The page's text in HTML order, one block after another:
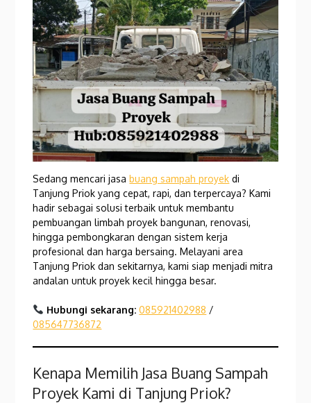
Sedang mencari jasabuang sampah proyek di
Tanjung Priok yang cepat, rapi, dan terpercaya? Kami
hadir sebagai solusi terbaik untuk membantu
pembuangan limbah proyek bangunan, renovasi,
hingga pembongkaran dengan sistem kerja
profesional dan harga bersaing. Melayani area
Tanjung Priok dan sekitarnya, kami siap menjadi mitra
andalan untuk proyek kecil hingga besar.
Hubungi sekarang: 085921402988 /
085647736872
Kenapa Memilih Jasa Buang Sampah
Proyek Kami di Tanjung Priok?